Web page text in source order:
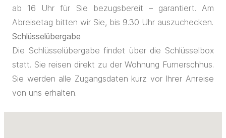
ab 16 Uhr für Sie bezugsbereit – garantiert. Am
Abreisetag bitten wir Sie, bis 9.30 Uhr auszuchecken.
Schlüsselübergabe
Die Schlüsselübergabe findet über die Schlüsselbox
statt. Sie reisen direkt zu der Wohnung Furnerschhus.
Sie werden alle Zugangsdaten kurz vor Ihrer Anreise
von uns erhalten.